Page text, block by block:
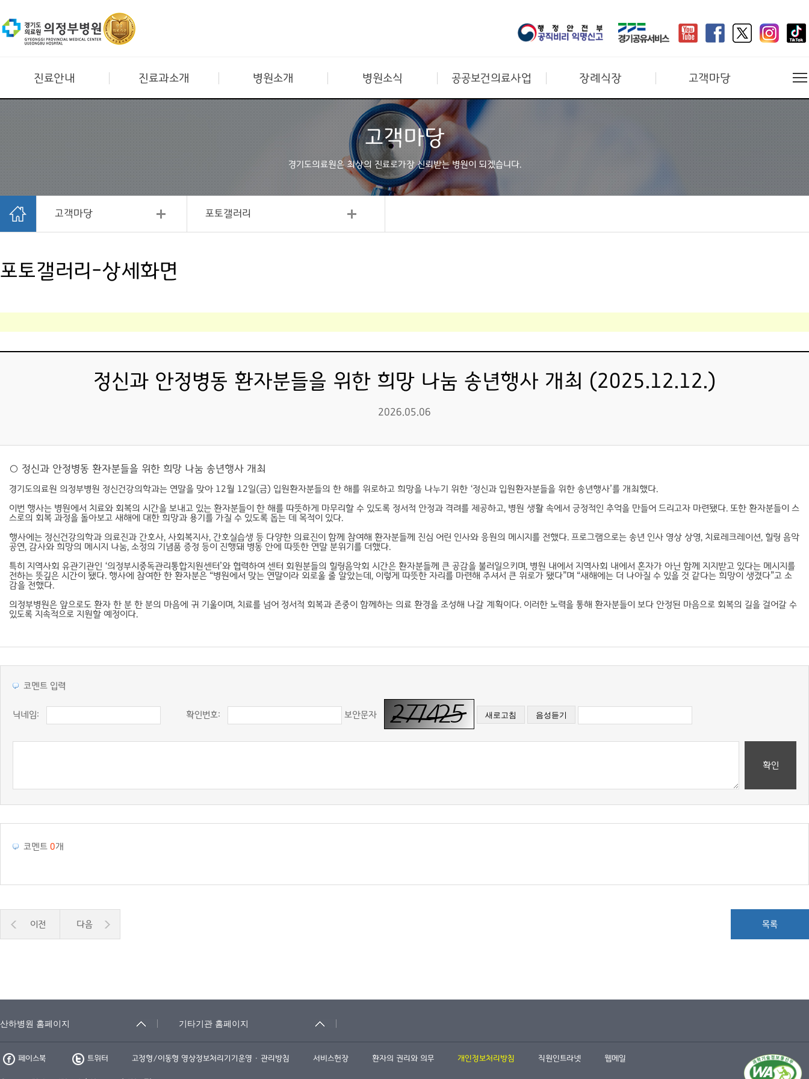
진료안내 진료과소개 병원소개 병원소식 공공보건의료사업 장례식장 고객마당
고객마당
경기도의료원은 최상의 진료로가장 신뢰받는 병원이 되겠습니다.
고객마당 포토갤러리
포토갤러리-상세화면
정신과 안정병동 환자분들을 위한 희망 나눔 송년행사 개최 (2025.12.12.)
2026.05.06
○ 정신과 안정병동 환자분들을 위한 희망 나눔 송년행사 개최
경기도의료원 의정부병원 정신건강의학과는 연말을 맞아 12월 12일(금) 입원환자분들의 한 해를 위로하고 희망을 나누기 위한 ‘정신과 입원환자분들을 위한 송년행사’를 개최했다.
이번 행사는 병원에서 치료와 회복의 시간을 보내고 있는 환자분들이 한 해를 따뜻하게 마무리할 수 있도록 정서적 안정과 격려를 제공하고, 병원 생활 속에서 긍정적인 추억을 만들어 드리고자 마련됐다. 또한 환자분들이 스
스로의 회복 과정을 돌아보고 새해에 대한 희망과 용기를 가질 수 있도록 돕는 데 목적이 있다.
행사에는 정신건강의학과 의료진과 간호사, 사회복지사, 간호실습생 등 다양한 의료진이 함께 참여해 환자분들께 진심 어린 인사와 응원의 메시지를 전했다. 프로그램으로는 송년 인사 영상 상영, 치료레크레이션, 힐링 음악
공연, 감사와 희망의 메시지 나눔, 소정의 기념품 증정 등이 진행돼 병동 안에 따뜻한 연말 분위기를 더했다.
특히 지역사회 유관기관인 ‘의정부시중독관리통합지원센터’와 협력하여 센터 회원분들의 힐링음악회 시간은 환자분들께 큰 공감을 불러일으키며, 병원 내에서 지역사회 내에서 혼자가 아닌 함께 지지받고 있다는 메시지를
전하는 뜻깊은 시간이 됐다. 행사에 참여한 한 환자분은 “병원에서 맞는 연말이라 외로울 줄 알았는데, 이렇게 따뜻한 자리를 마련해 주셔서 큰 위로가 됐다”며 “새해에는 더 나아질 수 있을 것 같다는 희망이 생겼다”고 소
감을 전했다.
의정부병원은 앞으로도 환자 한 분 한 분의 마음에 귀 기울이며, 치료를 넘어 정서적 회복과 존중이 함께하는 의료 환경을 조성해 나갈 계획이다. 이러한 노력을 통해 환자분들이 보다 안정된 마음으로 회복의 길을 걸어갈 수
있도록 지속적으로 지원할 예정이다.
코멘트 입력
닉네임: 확인번호: 보안문자
확인
코멘트 0개
이전 다음 목록
페이스북 트위터 고정형/이동형 영상정보처리기기운영 · 관리방침 서비스헌장 환자의 권리와 의무 개인정보처리방침 직원인트라넷 웹메일